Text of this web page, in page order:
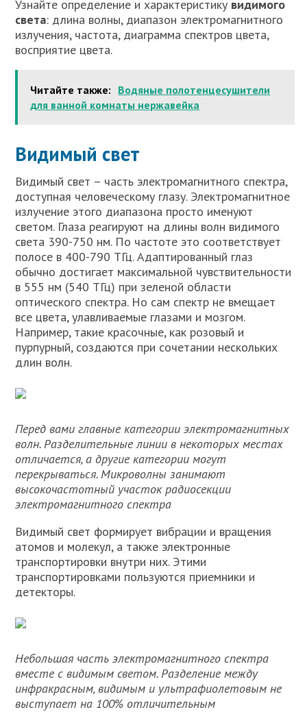
Узнайте определение и характеристику видимого
света: длина волны, диапазон электромагнитного
излучения, частота, диаграмма спектров цвета,
восприятие цвета.
Читайте также: Водяные полотенцесушители
для ванной комнаты нержавейка
Видимый свет
Видимый свет – часть электромагнитного спектра,
доступная человеческому глазу. Электромагнитное
излучение этого диапазона просто именуют
светом. Глаза реагируют на длины волн видимого
света 390-750 нм. По частоте это соответствует
полосе в 400-790 ТГц. Адаптированный глаз
обычно достигает максимальной чувствительности
в 555 нм (540 ТГц) при зеленой области
оптического спектра. Но сам спектр не вмещает
все цвета, улавливаемые глазами и мозгом.
Например, такие красочные, как розовый и
пурпурный, создаются при сочетании нескольких
длин волн.
Перед вами главные категории электромагнитных
волн. Разделительные линии в некоторых местах
отличается, а другие категории могут
перекрываться. Микроволны занимают
высокочастотный участок радиосекции
электромагнитного спектра
Видимый свет формирует вибрации и вращения
атомов и молекул, а также электронные
транспортировки внутри них. Этими
транспортировками пользуются приемники и
детекторы.
Небольшая часть электромагнитного спектра
вместе с видимым светом. Разделение между
инфракрасным, видимым и ультрафиолетовым не
выступает на 100% отличительным